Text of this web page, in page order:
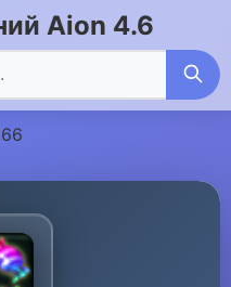
Aion 4.6